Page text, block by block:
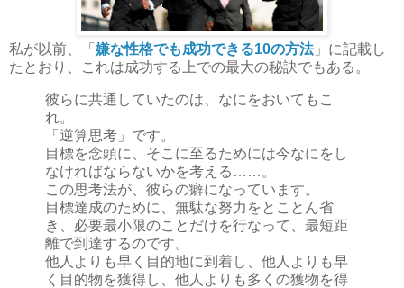
私が以前、「 嫌な性格でも成功できる10の方法」に記載し
たとおり、これは成功する上での最大の秘訣でもある。
彼らに共通していたのは、なにをおいてもこ
れ。
「逆算思考」です。
目標を念頭に、そこに至るためには今なにをし
なければならないかを考える……。
この思考法が、彼らの癖になっています。
目標達成のために、無駄な努力をとことん省
き、必要最小限のことだけを行なって、最短距
離で到達するのです。
他人よりも早く目的地に到着し、他人よりも早
く目的物を獲得し、他人よりも多くの獲物を得